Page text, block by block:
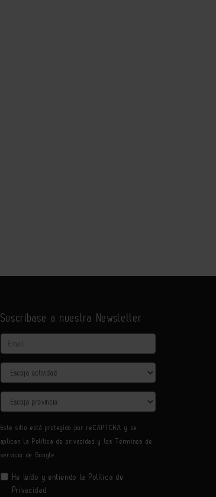
Suscríbase a nuestra Newsletter
Email
Actividad
Provincia
Este sitio está protegido por reCAPTCHA y se
aplican la Política de privacidad y losTérminos de
servicio de Google.
He leído y entiendo la Política de
Privacidad